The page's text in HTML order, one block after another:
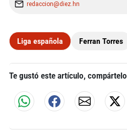
redaccion@diez.hn
Liga española Ferran Torres
Te gustó este artículo, compártelo